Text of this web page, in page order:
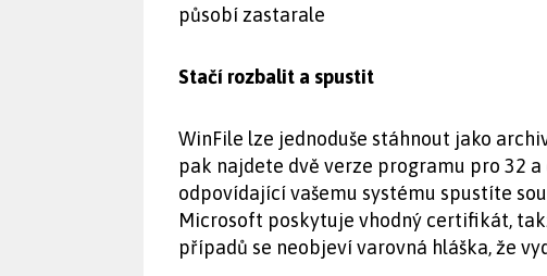
působí zastarale
Stačí rozbalit a spustit
WinFile lze jednoduše stáhnout jako
pak najdete dvě verze programu pro 32
odpovídající vašemu systému spustíte
Microsoft poskytuje vhodný certifikát,
případů se neobjeví varovná hláška, že